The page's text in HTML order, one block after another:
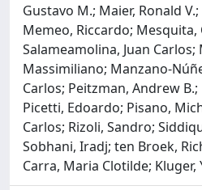
Gustavo M.; Maier, Ronald
Memeo, Riccardo; Mesquita,
Salameamolina, Juan
Massimiliano; Manzano-
Carlos; Peitzman, Andrew
Picetti, Edoardo; Pisano,
Carlos; Rizoli, Sandro;
Sobhani, Iradj; ten Broek,
Carra, Maria Clotilde; Kluger,